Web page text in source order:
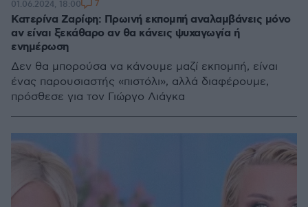
Κατερίνα Ζαρίφη: Πρωινή εκπομπή αναλαμβάνεις μόνο
αν είναι ξεκάθαρο αν θα κάνεις ψυχαγωγία ή
ενημέρωση
Δεν θα μπορούσα να κάνουμε μαζί εκπομπή, είναι
ένας παρουσιαστής «πιστόλι», αλλά διαφέρουμε,
πρόσθεσε για τον Γιώργο Λιάγκα
01.06.2024, 18:00 7